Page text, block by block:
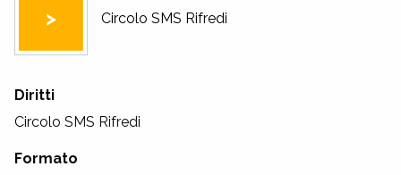
Circolo SMS Rifredi
Diritti
Circolo SMS Rifredi
Formato